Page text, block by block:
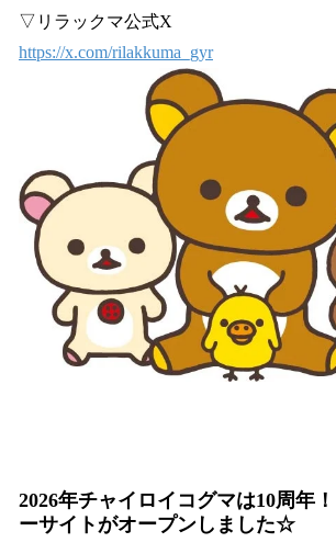
▽リラックマ公式X
https://x.com/rilakkuma_gyr
2026年チャイロイコグマは10周年
ーサイトがオープンしました☆